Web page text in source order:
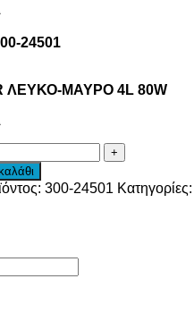
24501
ΛΕΥΚΟ-ΜΑΥΡΟ 4L 80W
300-24501 Κατηγορίες: